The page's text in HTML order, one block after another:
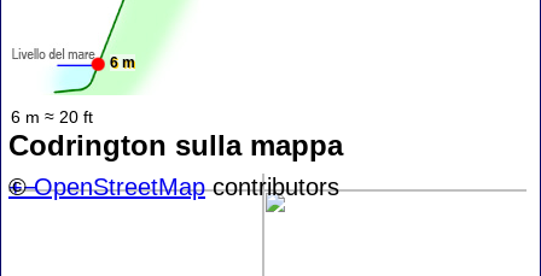
6 m
6 m ≈ 20 ft
Codrington sulla mappa
+−
©OpenStreetMapcontributors